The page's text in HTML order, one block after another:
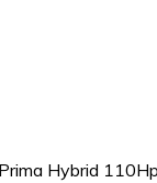
Prima Hybrid